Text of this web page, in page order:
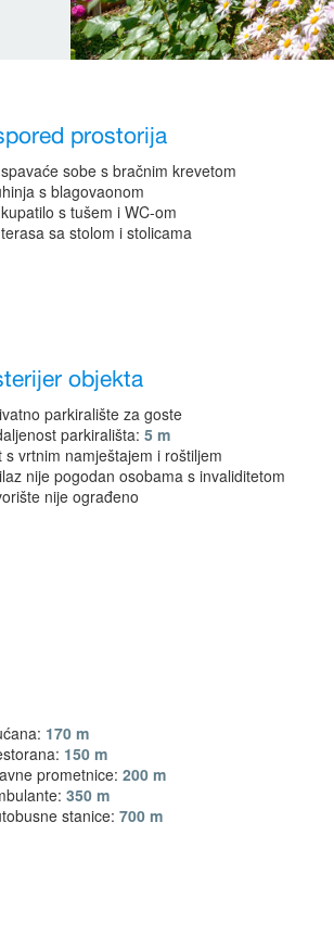
prostorija
sobe s bračnim krevetom
s blagovaonom
s tušem i WC-om
sa stolom i stolicama
objekta
parkiralište za goste
parkirališta:5 m
s vrtnim namještajem i roštiljem
nije pogodan osobama s invaliditetom
nije ograđeno
170 m
150 m
prometnice:200 m
350 m
stanice:700 m